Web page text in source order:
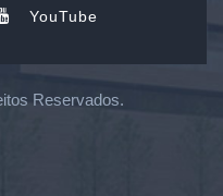
YouTube
Reservados.